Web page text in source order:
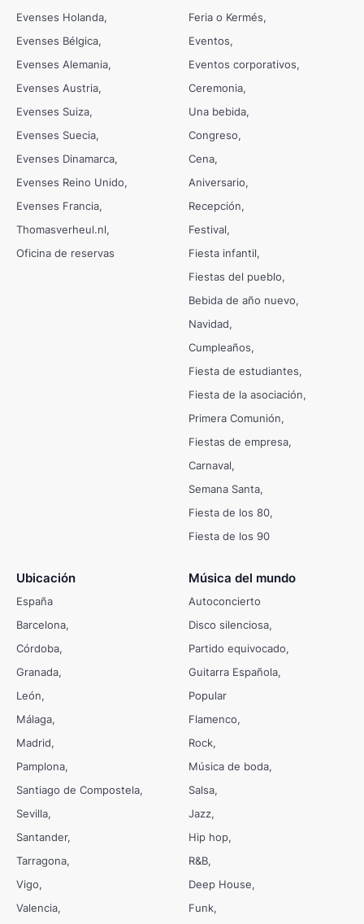
Evenses Holanda
Evenses Bélgica
Evenses Alemania
Evenses Austria
Evenses Suiza
Evenses Suecia
Evenses Dinamarca
Evenses Reino Unido
Evenses Francia
Thomasverheul.nl
Oficina de reservas
Feria o Kermés
Eventos
Eventos corporativos
Ceremonia
Una bebida
Congreso
Cena
Aniversario
Recepción
Festival
Fiesta infantil
Fiestas del pueblo
Bebida de año nuevo
Navidad
Cumpleaños
Fiesta de estudiantes
Fiesta de la asociación
Primera Comunión
Fiestas de empresa
Carnaval
Semana Santa
Fiesta de los 80
Fiesta de los 90
Ubicación
España
Barcelona
Córdoba
Granada
León
Málaga
Madrid
Pamplona
Santiago de Compostela
Sevilla
Santander
Tarragona
Vigo
Valencia
Música del mundo
Autoconcierto
Disco silenciosa
Partido equivocado
Guitarra Española
Popular
Flamenco
Rock
Música de boda
Salsa
Jazz
Hip hop
R&B
Deep House
Funk